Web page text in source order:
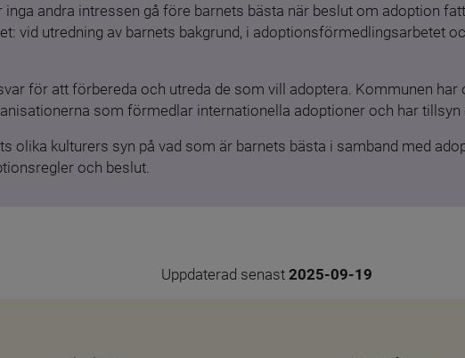
andra intressen gå före barnets bästa när beslut om adoption
vid utredning av barnets bakgrund, i adoptionsförmedlingsarbetet
för att förbereda och utreda de som vill adoptera. Kommunen
som förmedlar internationella adoptioner och har tillsyn
olika kulturers syn på vad som är barnets bästa i samband med
och beslut.
Uppdaterad senast 2025-09-19